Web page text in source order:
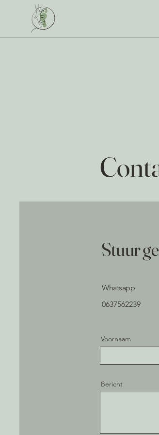
Stuur
Whatsapp
0637562239
Voornaam
Bericht